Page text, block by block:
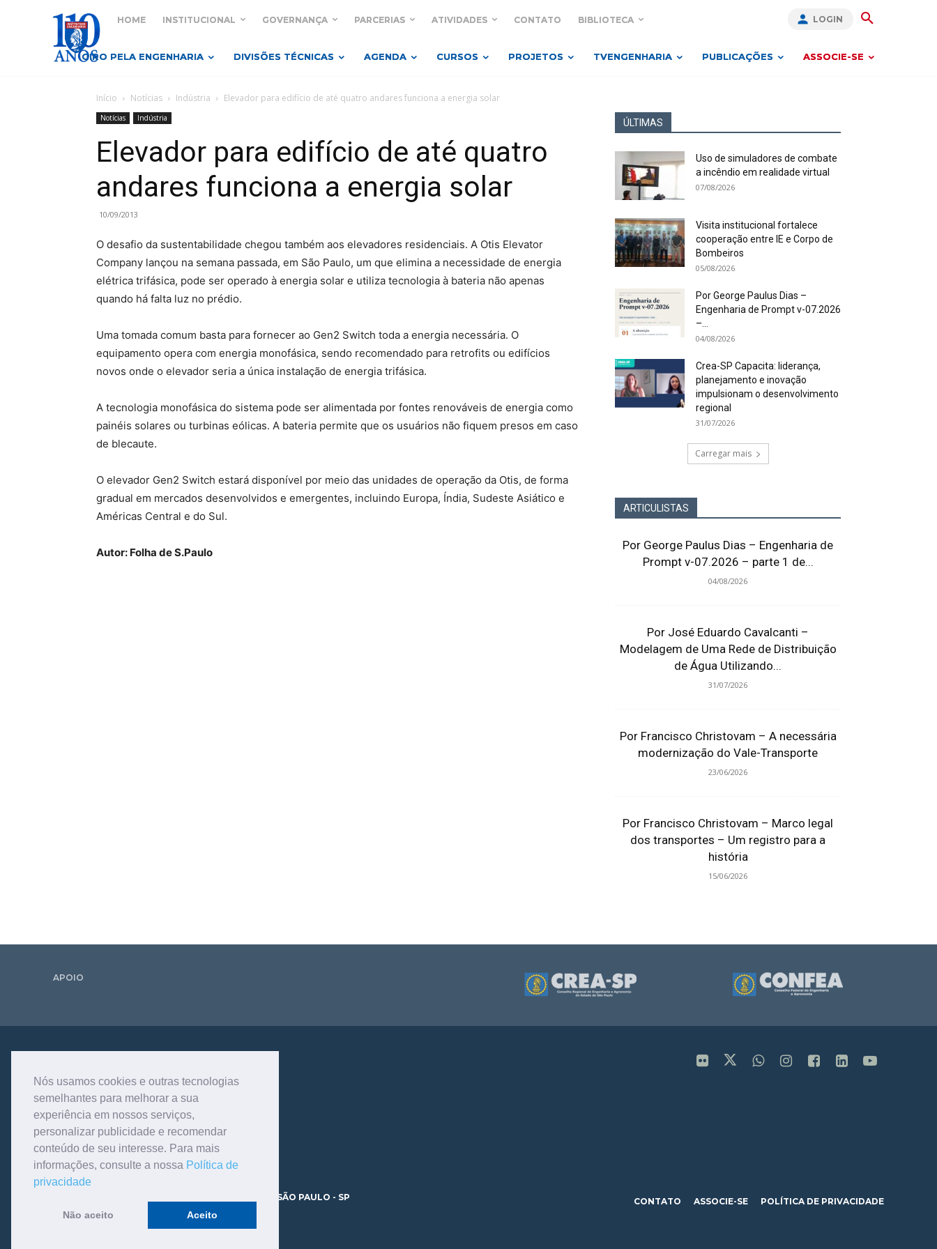
Nós usamos cookies e outras tecnologias
semelhantes para melhorar a sua
experiência em nossos serviços,
personalizar publicidade e recomendar
conteúdo de seu interesse. Para mais
informações, consulte a nossa Política de
privacidade
Não aceito Aceito
HOME INSTITUCIONAL GOVERNANÇA PARCERIAS ATIVIDADES CONTATO BIBLIOTECA LOGIN
GIRO PELA ENGENHARIA DIVISÕES TÉCNICAS AGENDA CURSOS PROJETOS TVENGENHARIA PUBLICAÇÕES ASSOCIE-SE
Início Notícias Indústria Elevador para edifício de até quatro andares funciona a energia solar
Notícias Indústria
Elevador para edifício de até quatro
andares funciona a energia solar
10/09/2013
O desafio da sustentabilidade chegou também aos elevadores residenciais. A Otis Elevator
Company lançou na semana passada, em São Paulo, um que elimina a necessidade de energia
elétrica trifásica, pode ser operado à energia solar e utiliza tecnologia à bateria não apenas
quando há falta luz no prédio.
Uma tomada comum basta para fornecer ao Gen2 Switch toda a energia necessária. O
equipamento opera com energia monofásica, sendo recomendado para retrofits ou edifícios
novos onde o elevador seria a única instalação de energia trifásica.
A tecnologia monofásica do sistema pode ser alimentada por fontes renováveis de energia como
painéis solares ou turbinas eólicas. A bateria permite que os usuários não fiquem presos em caso
de blecaute.
O elevador Gen2 Switch estará disponível por meio das unidades de operação da Otis, de forma
gradual em mercados desenvolvidos e emergentes, incluindo Europa, Índia, Sudeste Asiático e
Américas Central e do Sul.
Autor: Folha de S.Paulo
ÚLTIMAS
Uso de simuladores de combate
a incêndio em realidade virtual
07/08/2026
Visita institucional fortalece
cooperação entre IE e Corpo de
Bombeiros
05/08/2026
Por George Paulus Dias –
Engenharia de Prompt v-07.2026
–...
04/08/2026
Crea-SP Capacita: liderança,
planejamento e inovação
impulsionam o desenvolvimento
regional
31/07/2026
Carregar mais
ARTICULISTAS
Por George Paulus Dias – Engenharia de
Prompt v-07.2026 – parte 1 de...
04/08/2026
Por José Eduardo Cavalcanti –
Modelagem de Uma Rede de Distribuição
de Água Utilizando...
31/07/2026
Por Francisco Christovam – A necessária
modernização do Vale-Transporte
23/06/2026
Por Francisco Christovam – Marco legal
dos transportes – Um registro para a
história
15/06/2026
APOIO
AV. DR. DANTE PAZZANESE, 120 - VILA MARIANA - SÃO PAULO - SP
CONTATO ASSOCIE-SE POLÍTICA DE PRIVACIDADE